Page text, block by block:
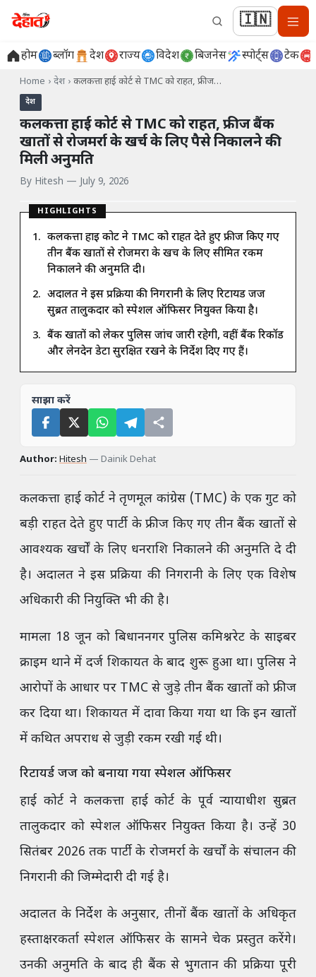
🇮🇳
होम ब्लॉग देश राज्य विदेश बिजनेस स्पोर्ट्स टेक
Home › देश › कलकत्ता हाई कोर्ट से TMC को राहत, फ्रीज…
देश
कलकत्ता हाई कोर्ट से TMC को राहत, फ्रीज बैंक
खातों से रोजमर्रा के खर्च के लिए पैसे निकालने की
मिली अनुमति
By Hitesh — July 9, 2026
HIGHLIGHTS
कलकत्ता हाई कोर्ट ने TMC को राहत देते हुए फ्रीज किए गए
तीन बैंक खातों से रोजमर्रा के खर्च के लिए सीमित रकम
निकालने की अनुमति दी।
अदालत ने इस प्रक्रिया की निगरानी के लिए रिटायर्ड जज
सुब्रत तालुकदार को स्पेशल ऑफिसर नियुक्त किया है।
बैंक खातों को लेकर पुलिस जांच जारी रहेगी, वहीं बैंक रिकॉर्ड
और लेनदेन डेटा सुरक्षित रखने के निर्देश दिए गए हैं।
साझा करें
Author: Hitesh — Dainik Dehat
कलकत्ता हाई कोर्ट ने तृणमूल कांग्रेस (TMC) के एक गुट को
बड़ी राहत देते हुए पार्टी के फ्रीज किए गए तीन बैंक खातों से
आवश्यक खर्चों के लिए धनराशि निकालने की अनुमति दे दी
है। अदालत ने इस प्रक्रिया की निगरानी के लिए एक विशेष
अधिकारी की नियुक्ति भी की है।
मामला 18 जून को बिधाननगर पुलिस कमिश्नरेट के साइबर
क्राइम थाने में दर्ज शिकायत के बाद शुरू हुआ था। पुलिस ने
आरोपों के आधार पर TMC से जुड़े तीन बैंक खातों को फ्रीज
कर दिया था। शिकायत में दावा किया गया था कि इन खातों
में कथित अपराध से जुड़ी रकम रखी गई थी।
रिटायर्ड जज को बनाया गया स्पेशल ऑफिसर
हाई कोर्ट ने कलकत्ता हाई कोर्ट के पूर्व न्यायाधीश सुब्रत
तालुकदार को स्पेशल ऑफिसर नियुक्त किया है। उन्हें 30
सितंबर 2026 तक पार्टी के रोजमर्रा के खर्चों के संचालन की
निगरानी की जिम्मेदारी दी गई है।
अदालत के निर्देश के अनुसार, तीनों बैंक खातों के अधिकृत
हस्ताक्षरकर्ता स्पेशल ऑफिसर के सामने चेक प्रस्तुत करेंगे।
उनकी अनुमति के बाद ही बैंक से भुगतान की प्रक्रिया पूरी